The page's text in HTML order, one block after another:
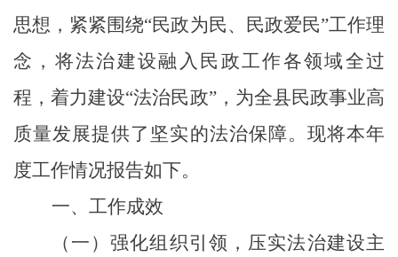
思想，紧紧围绕“民政为民、民政爱民”工作理
念，将法治建设融入民政工作各领域全过
程，着力建设“法治民政”，为全县民政事业高
质量发展提供了坚实的法治保障。现将本年
度工作情况报告如下。
一、 工作成效
（一）强化组织引领，压实法治建设主